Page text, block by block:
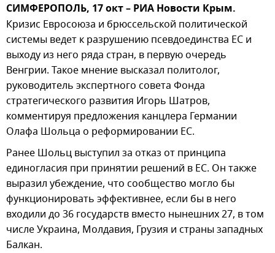
СИМФЕРОПОЛЬ, 17 окт – РИА Новости Крым.
Кризис Евросоюза и брюссельской политической
системы ведет к разрушению псевдоединства ЕС и
выходу из него ряда стран, в первую очередь
Венгрии. Такое мнение высказал политолог,
руководитель экспертного совета Фонда
стратегического развития Игорь Шатров,
комментируя предложения канцлера Германии
Олафа Шольца о реформировании ЕС.
Ранее Шольц выступил за отказ от принципа
единогласия при принятии решений в ЕС. Он также
выразил убеждение, что сообщество могло бы
функционировать эффективнее, если бы в него
входили до 36 государств вместо нынешних 27, в том
числе Украина, Молдавия, Грузия и страны западных
Балкан.